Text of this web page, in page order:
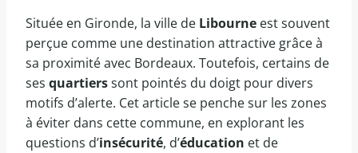
Située en Gironde, la ville de Libourne est souvent
perçue comme une destination attractive grâce à
sa proximité avec Bordeaux. Toutefois, certains de
ses quartierssont pointés du doigt pour divers
motifs d’alerte. Cet article se penche sur les zones
à éviter dans cette commune, en explorant les
questions d’insécurité, d’éducation et de